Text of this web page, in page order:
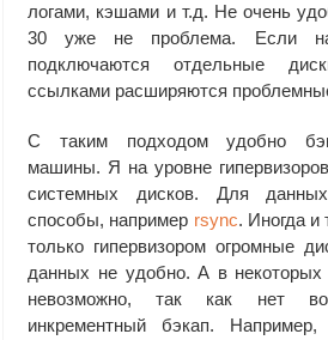
логами, кэшами и т.д. Не очень
30 уже не проблема. Если
подключаются отдельные
ссылками расширяются
С таким подходом удобно
машины. Я на уровне
системных дисков. Для
способы, например rsync. Иногда и
только гипервизором огромные
данных не удобно. А в некоторых
невозможно, так как нет
инкрементный бэкап.